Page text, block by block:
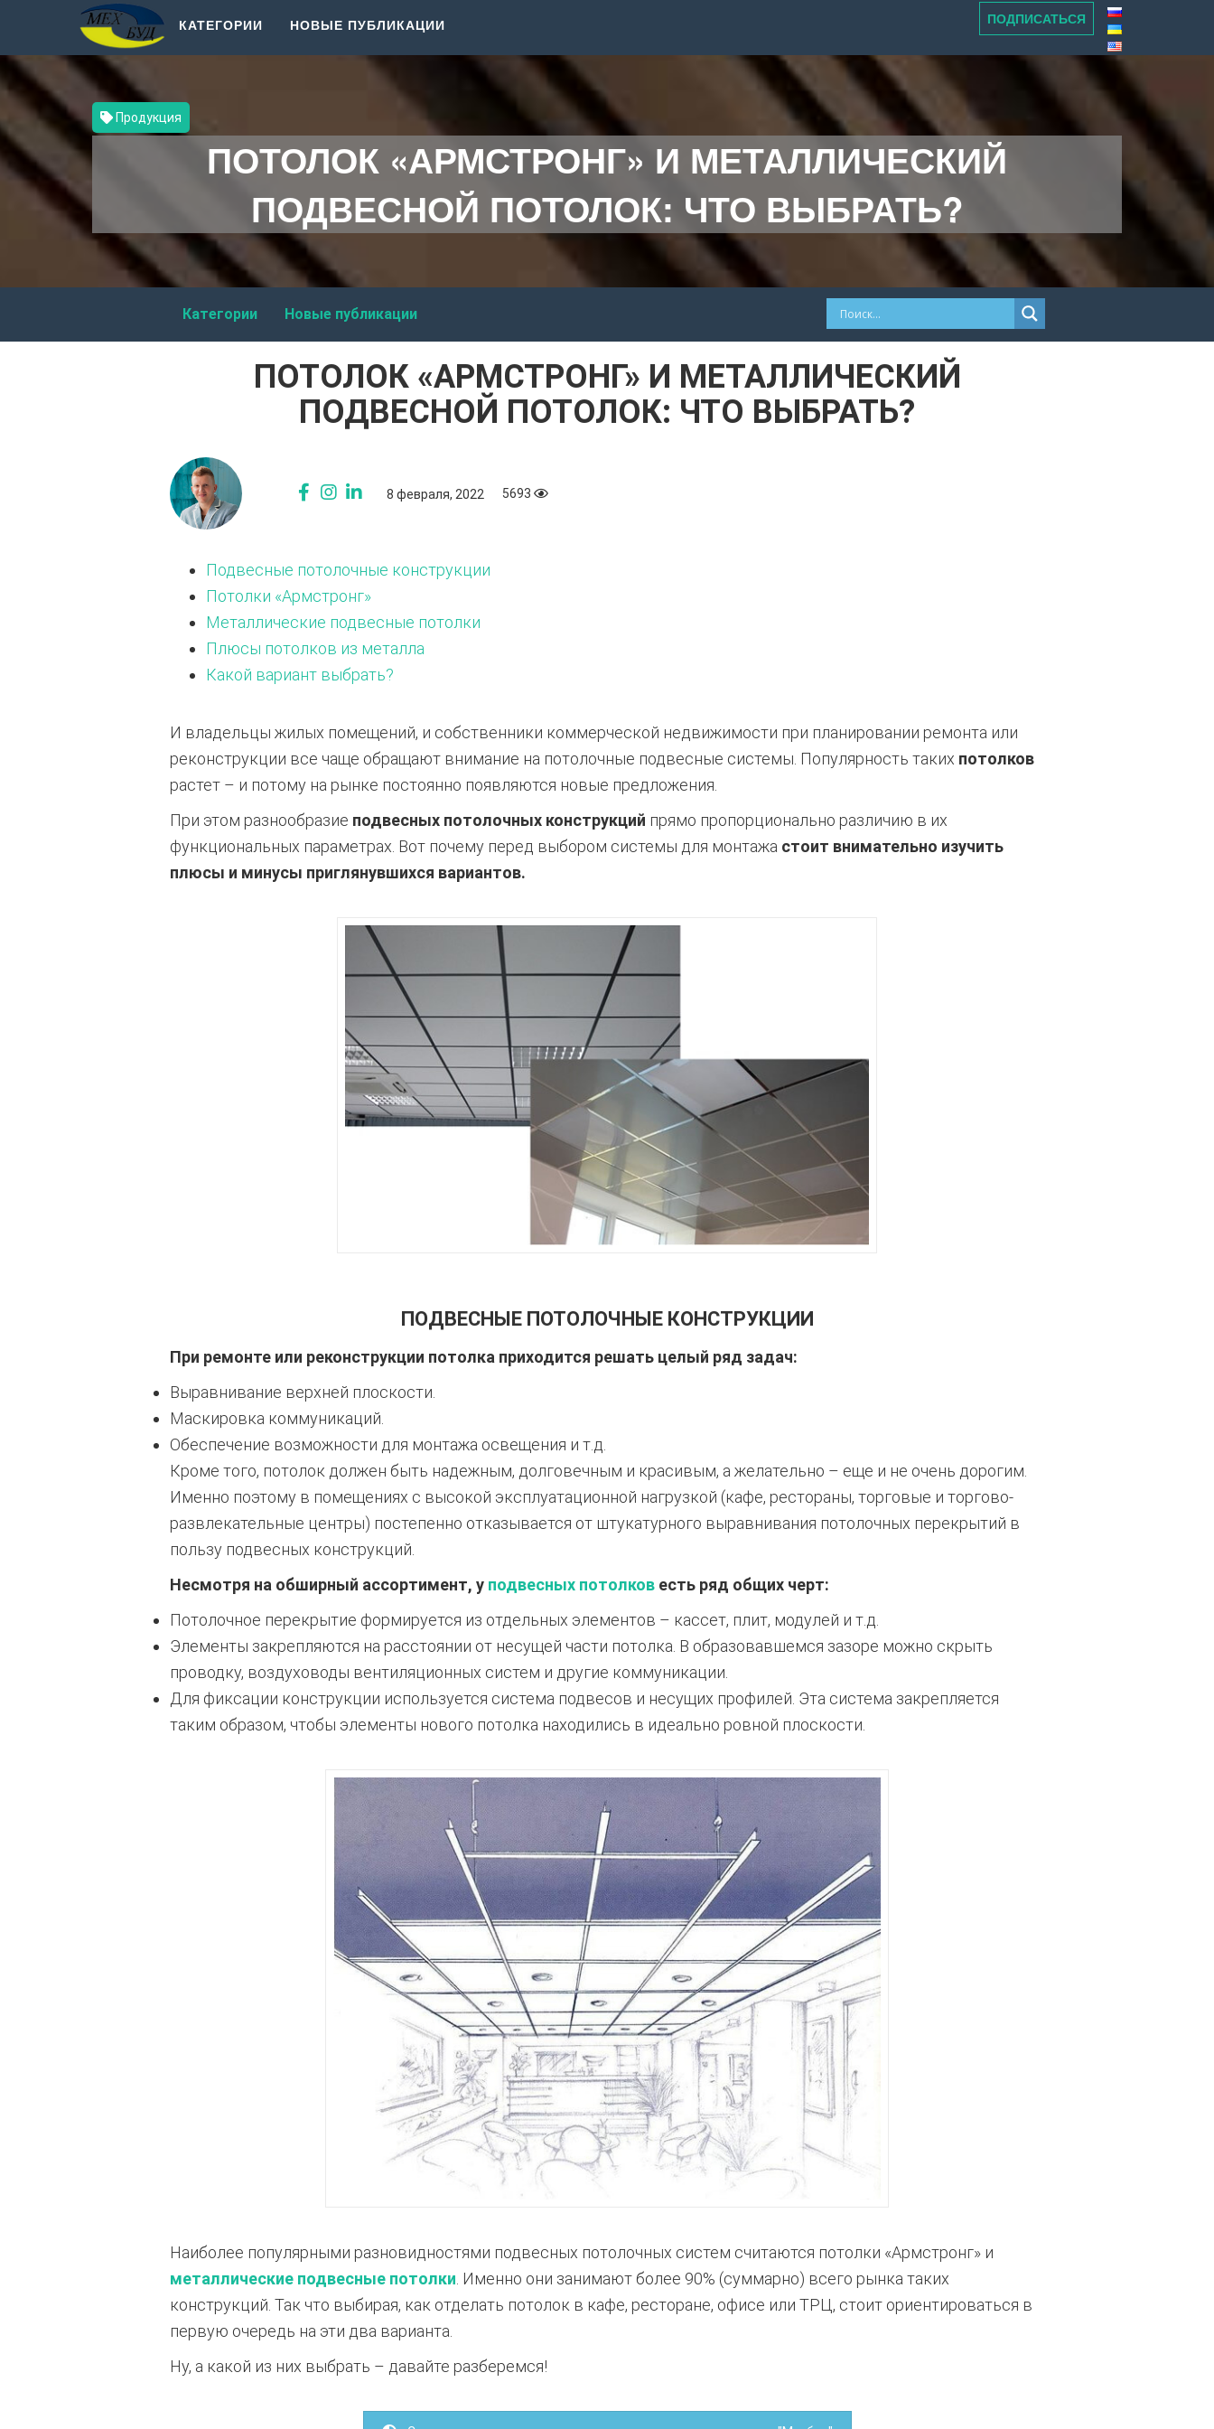
НОВЫЕ ПУБЛИКАЦИИ
КАТЕГОРИИ ПОДПИСАТЬСЯ
Продукция
ПОТОЛОК «АРМСТРОНГ» И МЕТАЛЛИЧЕСКИЙ
ПОДВЕСНОЙ ПОТОЛОК: ЧТО ВЫБРАТЬ?
Новые публикации
Категории
ПОТОЛОК «АРМСТРОНГ» И МЕТАЛЛИЧЕСКИЙ
ПОДВЕСНОЙ ПОТОЛОК: ЧТО ВЫБРАТЬ?
8 февраля, 2022 5693
Подвесные потолочные конструкции
Потолки «Армстронг»
Металлические подвесные потолки
Плюсы потолков из металла
Какой вариант выбрать?
И владельцы жилых помещений, и собственники коммерческой недвижимости при планировании ремонта или
реконструкции все чаще обращают внимание на потолочные подвесные системы. Популярность таких потолков
растет – и потому на рынке постоянно появляются новые предложения.
При этом разнообразие подвесных потолочных конструкций прямо пропорционально различию в их
функциональных параметрах. Вот почему перед выбором системы для монтажа стоит внимательно изучить
плюсы и минусы приглянувшихся вариантов.
ПОДВЕСНЫЕ ПОТОЛОЧНЫЕ КОНСТРУКЦИИ
При ремонте или реконструкции потолка приходится решать целый ряд задач:
Выравнивание верхней плоскости.
Маскировка коммуникаций.
Обеспечение возможности для монтажа освещения и т.д.
Кроме того, потолок должен быть надежным, долговечным и красивым, а желательно – еще и не очень дорогим.
Именно поэтому в помещениях с высокой эксплуатационной нагрузкой (кафе, рестораны, торговые и торгово-
развлекательные центры) постепенно отказывается от штукатурного выравнивания потолочных перекрытий в
пользу подвесных конструкций.
Несмотря на обширный ассортимент, у подвесных потолковесть ряд общих черт:
Потолочное перекрытие формируется из отдельных элементов – кассет, плит, модулей и т.д.
Элементы закрепляются на расстоянии от несущей части потолка. В образовавшемся зазоре можно скрыть
проводку, воздуховоды вентиляционных систем и другие коммуникации.
Для фиксации конструкции используется система подвесов и несущих профилей. Эта система закрепляется
таким образом, чтобы элементы нового потолка находились в идеально ровной плоскости.
Наиболее популярными разновидностями подвесных потолочных систем считаются потолки «Армстронг» и
металлические подвесные потолки . Именно они занимают более 90% (суммарно) всего рынка таких
конструкций. Так что выбирая, как отделать потолок в кафе, ресторане, офисе или ТРЦ, стоит ориентироваться в
первую очередь на эти два варианта.
Ну, а какой из них выбрать – давайте разберемся!